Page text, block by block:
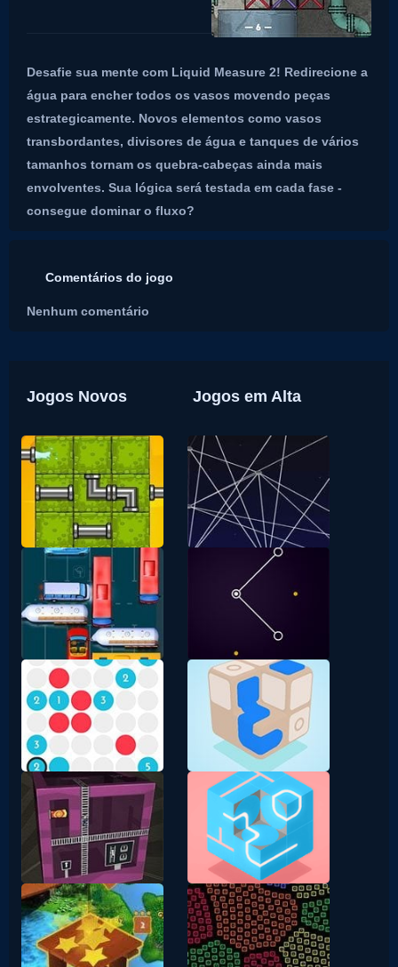
Desafie sua mente com Liquid Measure 2! Redirecione a
água para encher todos os vasos movendo peças
estrategicamente. Novos elementos como vasos
transbordantes, divisores de água e tanques de vários
tamanhos tornam os quebra-cabeças ainda mais
envolventes. Sua lógica será testada em cada fase -
consegue dominar o fluxo?
Comentários do jogo
Nenhum comentário
Jogos Novos Jogos em Alta